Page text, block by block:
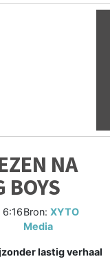
NA
BOYS
Bron:XYTO
Media
lastig verhaal